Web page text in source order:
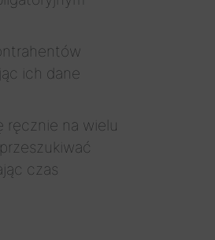
ich dane
ręcznie na wielu
czas